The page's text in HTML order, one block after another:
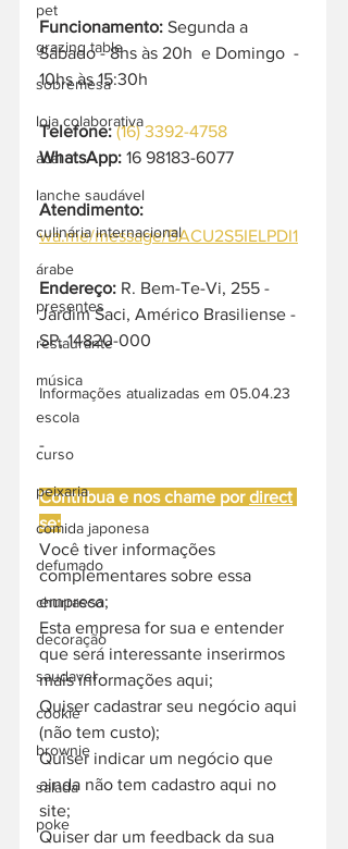
pet
grazing table
sobremesa
loja colaborativa
acai
lanche saudável
culinária internacional
árabe
presentes
restaurante
música
escola
curso
peixaria
comida japonesa
defumado
churrasco
decoração
saudavel
cookie
brownie
salada
poke
Funcionamento: Segunda a
Sábado - 8hs às 20h  e Domingo  -
10hs às 15:30h
Telefone: (16) 3392-4758
WhatsApp: 16 98183-6077
Atendimento:
wa.me/message/BACU2S5IELPDI1
Endereço: R. Bem-Te-Vi, 255 -
Jardim Saci, Américo Brasiliense -
SP, 14820-000
Informações atualizadas em 05.04.23
-
Contribua e nos chame por direct
se:
Você tiver informações
complementares sobre essa
empresa;
Esta empresa for sua e entender
que será interessante inserirmos
mais informações aqui;
Quiser cadastrar seu negócio aqui
(não tem custo);
Quiser indicar um negócio que
ainda não tem cadastro aqui no
site;
Quiser dar um feedback da sua